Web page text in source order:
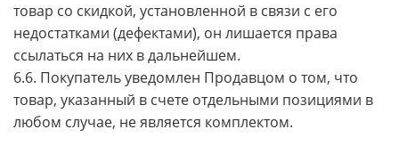
товар со скидкой, установленной в связи с его
недостатками (дефектами), он лишается права
ссылаться на них в дальнейшем.
6.6. Покупатель уведомлен Продавцом о том, что
товар, указанный в счете отдельными позициями в
любом случае, не является комплектом.